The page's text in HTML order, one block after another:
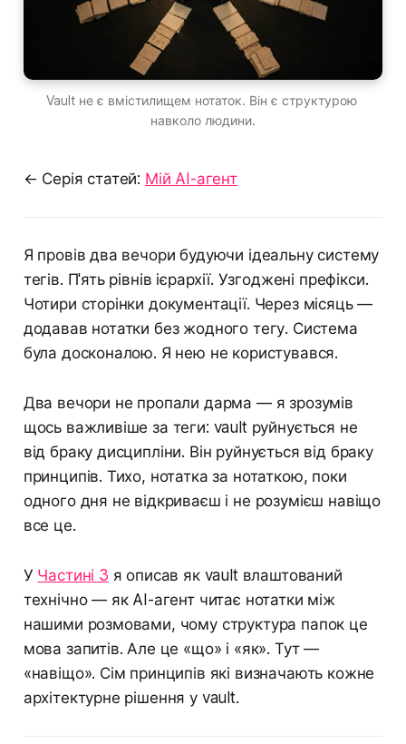
Vault не є вмістилищем нотаток. Він є структурою
навколо людини.
← Серія статей: Мій AI-агент
Я провів два вечори будуючи ідеальну систему
тегів. П'ять рівнів ієрархії. Узгоджені префікси.
Чотири сторінки документації. Через місяць —
додавав нотатки без жодного тегу. Система
була досконалою. Я нею не користувався.
Два вечори не пропали дарма — я зрозумів
щось важливіше за теги: vault руйнується не
від браку дисципліни. Він руйнується від браку
принципів. Тихо, нотатка за нотаткою, поки
одного дня не відкриваєш і не розумієш навіщо
все це.
У Частині 3 я описав як vault влаштований
технічно — як AI-агент читає нотатки між
нашими розмовами, чому структура папок це
мова запитів. Але це «що» і «як». Тут —
«навіщо». Сім принципів які визначають кожне
архітектурне рішення у vault.